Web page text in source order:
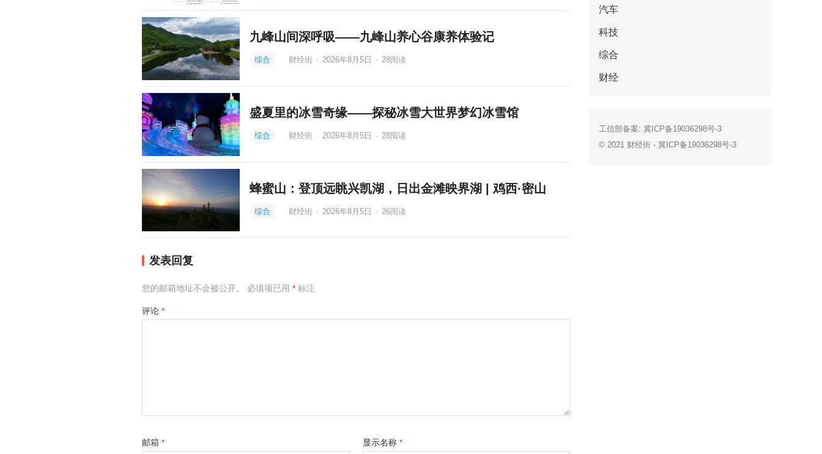
九峰山间深呼吸——九峰山养心谷康养体验记
综合 财经街 · 2026年8月5日 · 28阅读
盛夏里的冰雪奇缘——探秘冰雪大世界梦幻冰雪馆
综合 财经街 · 2026年8月5日 · 28阅读
蜂蜜山：登顶远眺兴凯湖，日出金滩映界湖 | 鸡西·密山
综合 财经街 · 2026年8月5日 · 26阅读
发表回复
您的邮箱地址不会被公开。 必填项已用 * 标注
评论 *
显示名称 *
邮箱 *
汽车
科技
综合
财经
工信部备案: 冀ICP备19036298号-3
© 2021 财经街 - 冀ICP备19036298号-3